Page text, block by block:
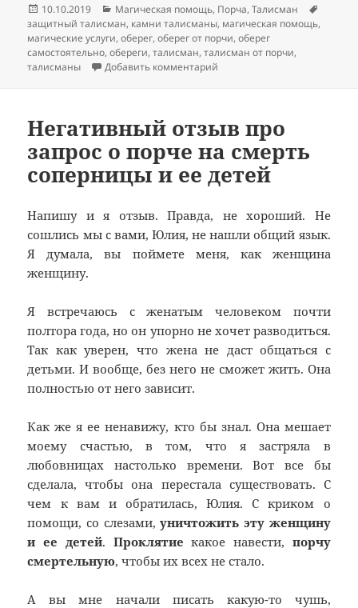
Опубликовано
10.10.2019 Рубрики
Магическая помощь, Порча,Талисман
защитный талисман, камни талисманы, магическая помощь,
магические услуги,оберег,оберег от порчи,оберег
самостоятельно,обереги,талисман,талисман от порчи,
талисманы
Добавить комментарий
Негативный отзыв про
запрос о порче на смерть
соперницы и ее детей
Напишу и я отзыв. Правда, не хороший. Не
сошлись мы с вами, Юлия, не нашли общий язык.
Я думала, вы поймете меня, как женщина
женщину.
Я встречаюсь с женатым человеком почти
полтора года, но он упорно не хочет разводиться.
Так как уверен, что жена не даст общаться с
детьми. И вообще, без него не сможет жить. Она
полностью от него зависит.
Как же я ее ненавижу, кто бы знал. Она мешает
моему счастью, в том, что я застряла в
любовницах настолько времени. Вот все бы
сделала, чтобы она перестала существовать. С
чем к вам и обратилась, Юлия. С криком о
помощи, со слезами,уничтожить эту женщину
и ее детей. Проклятие какое навести, порчу
смертельную, чтобы их всех не стало.
А вы мне начали писать какую-то чушь,